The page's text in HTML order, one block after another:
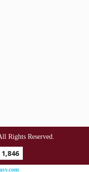
Rights Reserved.
1,846